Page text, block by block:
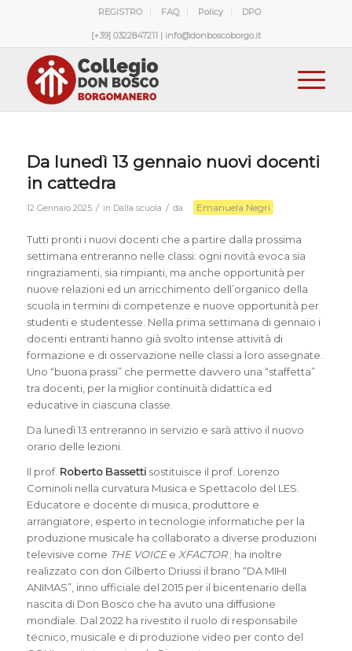
REGISTRO FAQ Policy DPO
[+39] 0322847211 | info@donboscoborgo.it
Da lunedì 13 gennaio nuovi docenti
in cattedra
12 Gennaio 2025 / in Dalla scuola / da Emanuela Negri
Tutti pronti i nuovi docenti che a partire dalla prossima
settimana entreranno nelle classi: ogni novità evoca sia
ringraziamenti, sia rimpianti, ma anche opportunità per
nuove relazioni ed un arricchimento dell’organico della
scuola in termini di competenze e nuove opportunità per
studenti e studentesse. Nella prima settimana di gennaio i
docenti entranti hanno già svolto intense attività di
formazione e di osservazione nelle classi a loro assegnate.
Uno “buona prassi” che permette davvero una “staffetta”
tra docenti, per la miglior continuità didattica ed
educative in ciascuna classe.
Da lunedì 13 entreranno in servizio e sarà attivo il nuovo
orario delle lezioni.
Il prof. Roberto Bassettisostituisce il prof. Lorenzo
Cominoli nella curvatura Musica e Spettacolo del LES.
Educatore e docente di musica, produttore e
arrangiatore, esperto in tecnologie informatiche per la
produzione musicale ha collaborato a diverse produzioni
televisive come THE VOICEe XFACTOR; ha inoltre
realizzato con don Gilberto Driussi il brano “DA MIHI
ANIMAS”, inno ufficiale del 2015 per il bicentenario della
nascita di Don Bosco che ha avuto una diffusione
mondiale. Dal 2022 ha rivestito il ruolo di responsabile
tecnico, musicale e di produzione video per conto del